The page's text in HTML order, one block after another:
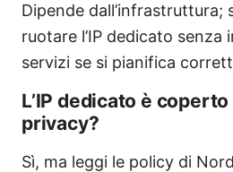
Dipende dall’infrastruttura;
ruotare l’IP dedicato senza
servizi se si pianifica
L’IP dedicato è
privacy?
Sì, ma leggi le policy di